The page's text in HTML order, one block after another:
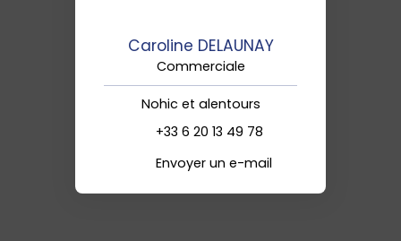
Caroline DELAUNAY
Commerciale
Nohic et alentours
+33 6 20 13 49 78
Envoyer un e-mail